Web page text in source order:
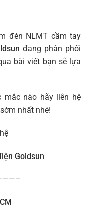
đèn NLMT cầm tay
đang phân phối
bài viết bạn sẽ lựa
mắc nào hãy liên hệ
nhất nhé!
Goldsun